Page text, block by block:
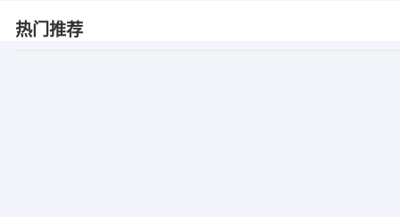
热门推荐